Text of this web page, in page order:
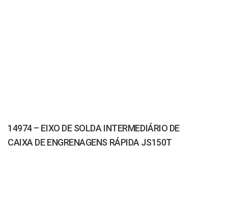
14974 – EIXO DE SOLDA INTERMEDIÁRIO DE
CAIXA DE ENGRENAGENS RÁPIDA JS150T